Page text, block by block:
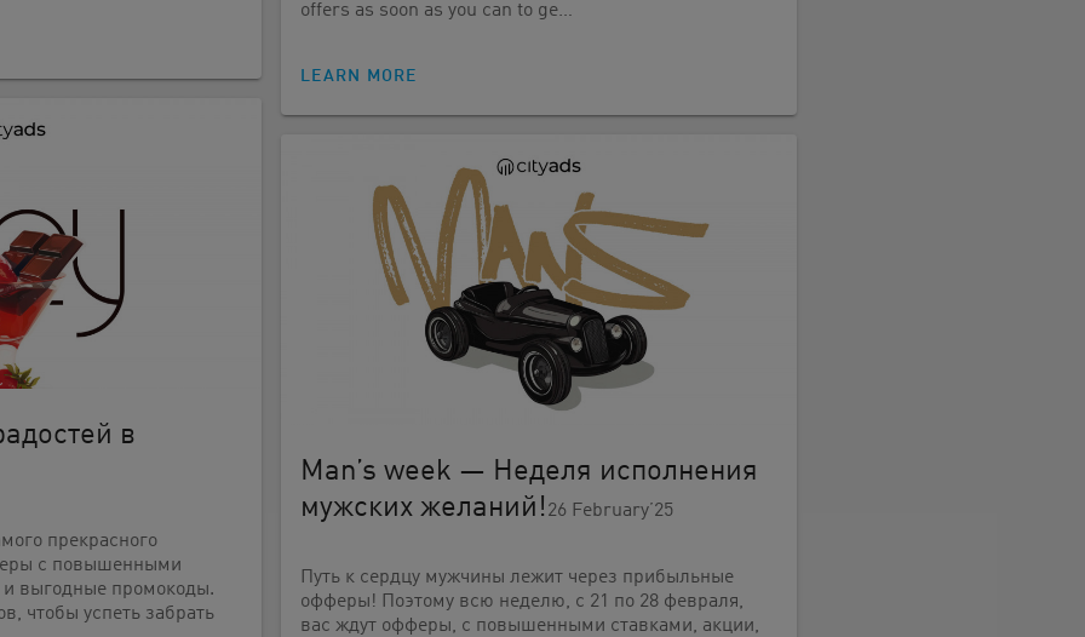
в
прекрасного
с повышенными
и выгодные промокоды.
чтобы успеть забрать
offers as soon as you can to ge…
LEARN MORE
Man’s week — Неделя исполнения
мужских желаний! 26 February’25
Путь к сердцу мужчины лежит через прибыльные
офферы! Поэтому всю неделю, с 21 по 28 февраля,
вас ждут офферы, с повышенными ставками, акции,